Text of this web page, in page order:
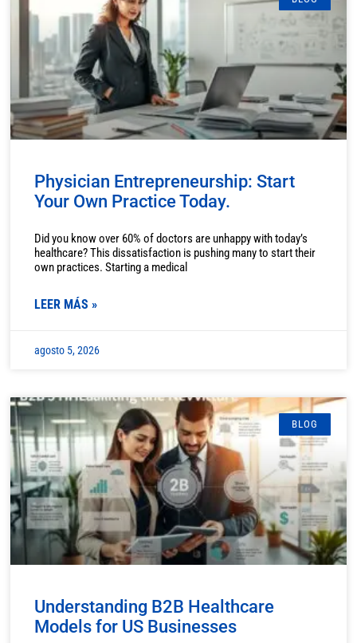
Physician Entrepreneurship: Start
Your Own Practice Today.
Did you know over 60% of doctors are unhappy with today’s
healthcare? This dissatisfaction is pushing many to start their
own practices. Starting a medical
LEER MÁS »
agosto 5, 2026
BLOG
Understanding B2B Healthcare
Models for US Businesses